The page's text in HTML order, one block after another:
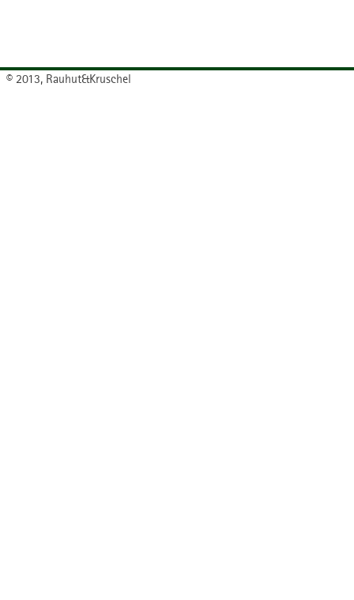
© 2013, Rauhut&Kruschel